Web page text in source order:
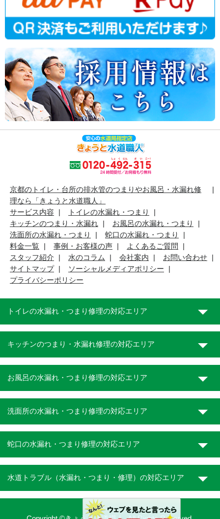
京都のトイレ・台所の排水管のつまりやお風呂・水漏れ修
理なら「きょうと水道職人」
サービス内容
トイレの水漏れ・つまり
キッチンのつまり・水漏れ
お風呂の水漏れ・つまり
洗面所の水漏れ・つまり
蛇口の水漏れ・つまり
料金一覧
事例・お客様の声
よくあるご質問
スタッフ紹介
水のコラム 会社案内
お問い合わせ
サイトマップ
ソーシャルメディアポリシー
プライバシーポリシー
トイレの水漏れ・つまり修理の対応エリア
キッチンのつまり・水漏れ修理の対応エリア
お風呂の水漏れ・つまり修理の対応エリア
洗面所の水漏れ・つまり修理の対応エリア
蛇口の水漏れ・つまり修理の対応エリア
水道トラブル（水漏れ・つまり・修理）の対応エリア